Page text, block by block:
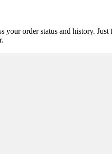
your order status and history.